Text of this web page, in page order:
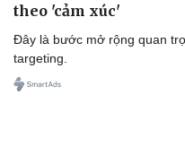
theo 'cảm xúc'
Đây là bước mở rộng quan
targeting.